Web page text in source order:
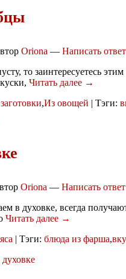
Oriona — Написать ответ
то заинтересуетесь
Читать далее →
,Из овощей | Тэги:
Oriona — Написать ответ
в духовке, всегда
Читать далее →
| Тэги: блюда из фарша,